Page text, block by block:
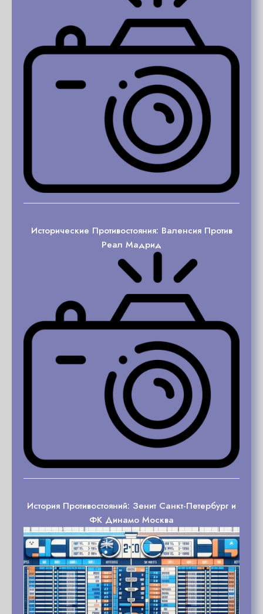
Исторические Противостояния: Валенсия Против
Реал Мадрид
История Противостояний: Зенит Санкт-Петербург и
ФК Динамо Москва